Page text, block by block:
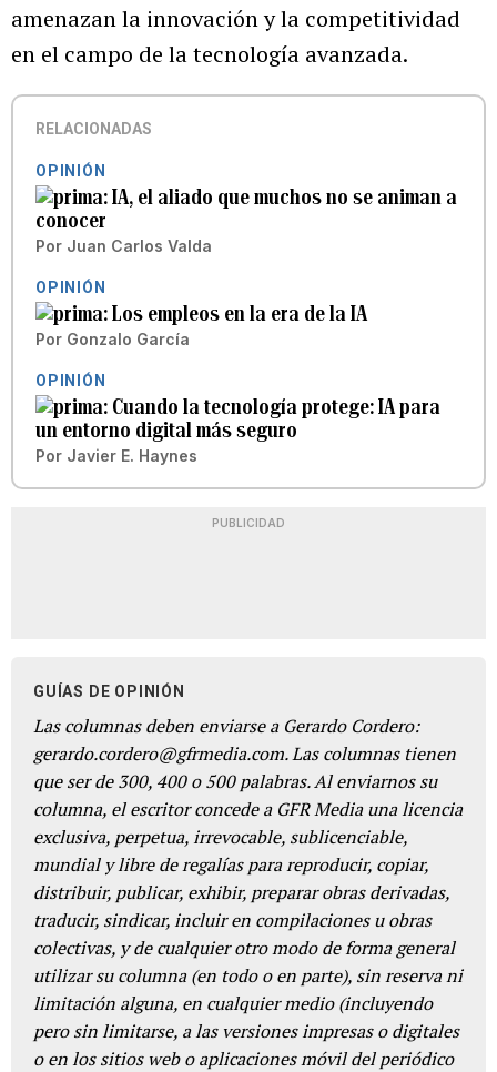
amenazan la innovación y la competitividad
en el campo de la tecnología avanzada.
RELACIONADAS
OPINIÓN
IA, el aliado que muchos no se animan a
conocer
Por Juan Carlos Valda
OPINIÓN
Los empleos en la era de la IA
Por Gonzalo García
OPINIÓN
Cuando la tecnología protege: IA para
un entorno digital más seguro
Por Javier E. Haynes
PUBLICIDAD
GUÍAS DE OPINIÓN
Las columnas deben enviarse a Gerardo Cordero:
gerardo.cordero@gfrmedia.com. Las columnas tienen
que ser de 300, 400 o 500 palabras. Al enviarnos su
columna, el escritor concede a GFR Media una licencia
exclusiva, perpetua, irrevocable, sublicenciable,
mundial y libre de regalías para reproducir, copiar,
distribuir, publicar, exhibir, preparar obras derivadas,
traducir, sindicar, incluir en compilaciones u obras
colectivas, y de cualquier otro modo de forma general
utilizar su columna (en todo o en parte), sin reserva ni
limitación alguna, en cualquier medio (incluyendo
pero sin limitarse, a las versiones impresas o digitales
o en los sitios web o aplicaciones móvil del periódico